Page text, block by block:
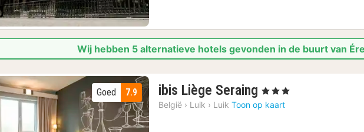
Wij hebben 5 alternatieve hotels gevonden in de buurt van
7.9
Goed ibis Liège Seraing 1
nacht
, 3 Sterren
België › Luik › Luik Toon op kaart